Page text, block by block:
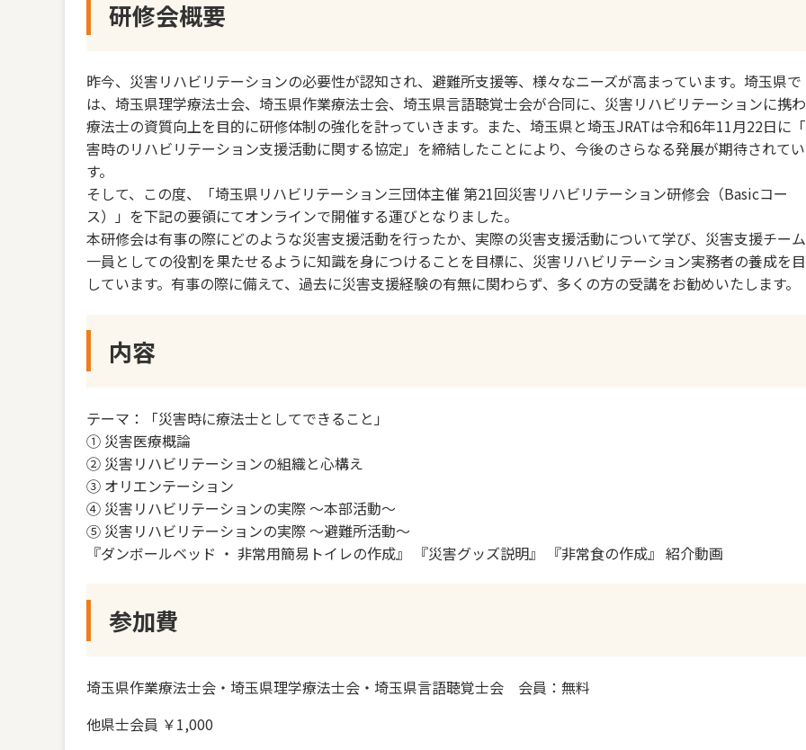
研修会概要
昨今、災害リハビリテーションの必要性が認知され、避難所支援等、様々なニーズが高まっています。埼玉県で
は、埼玉県理学療法士会、埼玉県作業療法士会、埼玉県言語聴覚士会が合同に、災害リハビリテーションに携
療法士の資質向上を目的に研修体制の強化を計っていきます。また、埼玉県と埼玉JRATは令和6年11月22日に
害時のリハビリテーション支援活動に関する協定」を締結したことにより、今後のさらなる発展が期待されて
す。
そして、この度、「埼玉県リハビリテーション三団体主催 第21回災害リハビリテーション研修会（Basicコー
ス）」を下記の要領にてオンラインで開催する運びとなりました。
本研修会は有事の際にどのような災害支援活動を行ったか、実際の災害支援活動について学び、災害支援チー
一員としての役割を果たせるように知識を身につけることを目標に、災害リハビリテーション実務者の養成を
しています。有事の際に備えて、過去に災害支援経験の有無に関わらず、多くの方の受講をお勧めいたします。
内容
テーマ：「災害時に療法士としてできること」
① 災害医療概論
② 災害リハビリテーションの組織と心構え
③ オリエンテーション
④ 災害リハビリテーションの実際 ～本部活動～
⑤ 災害リハビリテーションの実際 ～避難所活動～
『ダンボールベッド ・ 非常用簡易トイレの作成』 『災害グッズ説明』 『非常食の作成』 紹介動画
参加費
埼玉県作業療法士会・埼玉県理学療法士会・埼玉県言語聴覚士会 会員：無料
他県士会員 ￥1,000